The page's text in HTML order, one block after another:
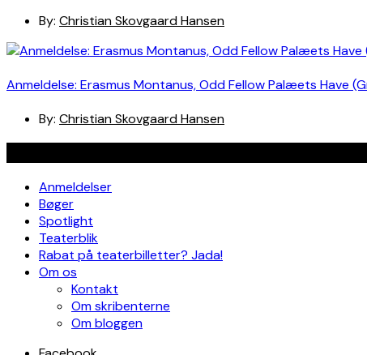
By: Christian Skovgaard Hansen
Anmeldelse: Erasmus Montanus, Odd Fellow Palæets Have
By: Christian Skovgaard Hansen
Anmeldelser
Bøger
Spotlight
Teaterblik
Rabat på teaterbilletter? Jada!
Om os
Kontakt
Om skribenterne
Om bloggen